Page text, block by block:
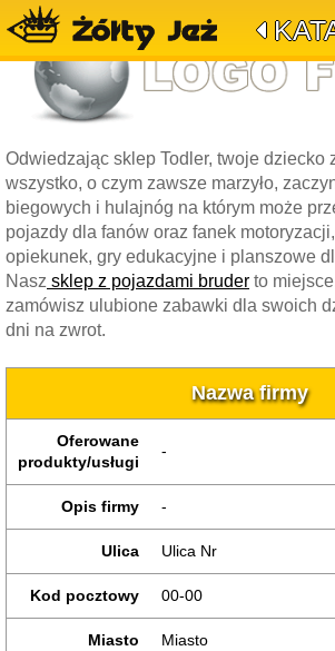
Odwiedzając sklep Todler, twoje dziecko
wszystko, o czym zawsze marzyło,
biegowych i hulajnóg na którym może
pojazdy dla fanów oraz fanek
opiekunek, gry edukacyjne i planszowe
Nasz sklep z pojazdami bruder to
zamówisz ulubione zabawki dla swoich
dni na zwrot.
Nazwa firmy
Oferowane
produkty/usługi
-
Opis firmy -
Ulica Ulica Nr
Kod pocztowy 00-00
Miasto Miasto